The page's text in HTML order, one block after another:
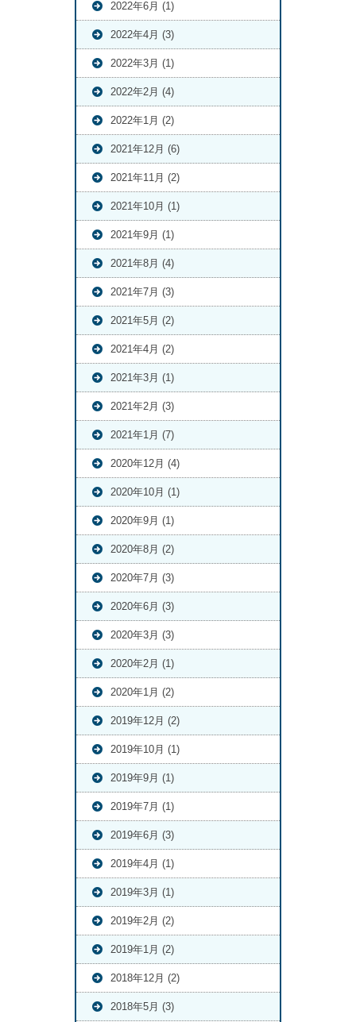
2022年6月 (1)
2022年4月 (3)
2022年3月 (1)
2022年2月 (4)
2022年1月 (2)
2021年12月 (6)
2021年11月 (2)
2021年10月 (1)
2021年9月 (1)
2021年8月 (4)
2021年7月 (3)
2021年5月 (2)
2021年4月 (2)
2021年3月 (1)
2021年2月 (3)
2021年1月 (7)
2020年12月 (4)
2020年10月 (1)
2020年9月 (1)
2020年8月 (2)
2020年7月 (3)
2020年6月 (3)
2020年3月 (3)
2020年2月 (1)
2020年1月 (2)
2019年12月 (2)
2019年10月 (1)
2019年9月 (1)
2019年7月 (1)
2019年6月 (3)
2019年4月 (1)
2019年3月 (1)
2019年2月 (2)
2019年1月 (2)
2018年12月 (2)
2018年5月 (3)